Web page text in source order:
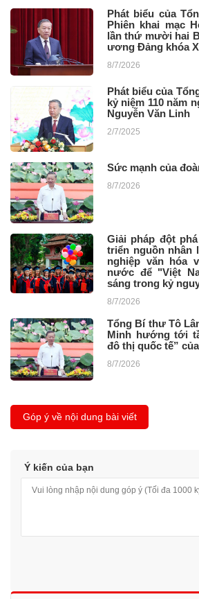
Phát biểu của
Phiên khai mạc
lần thứ mười hai
ương Đảng khóa
8/7/2026
Phát biểu của
kỷ niệm 110 năm
Nguyễn Văn Linh
2/7/2025
Sức mạnh của
8/7/2026
Giải pháp đột
triển nguồn nhân
nghiệp văn hóa
nước để "Việt
sáng trong kỷ
8/7/2026
Tổng Bí thư Tô
Minh hướng tới
đô thị quốc tế”
8/7/2026
Góp ý về nội dung bài viết
Ý kiến của bạn